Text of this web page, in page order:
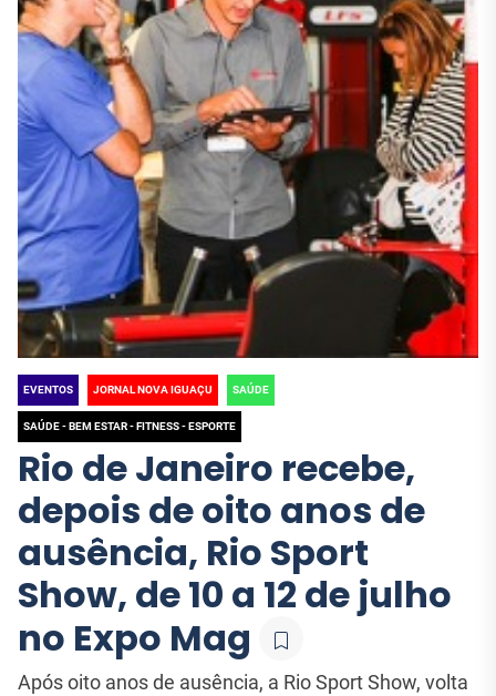
EVENTOS JORNAL NOVA IGUAÇU SAÚDE
SAÚDE - BEM ESTAR - FITNESS - ESPORTE
Rio de Janeiro recebe,
depois de oito anos de
ausência, Rio Sport
Show, de 10 a 12 de julho
no Expo Mag
Após oito anos de ausência, a Rio Sport Show, volta